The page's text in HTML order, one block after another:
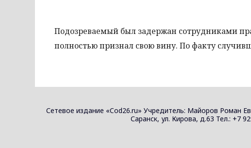
Подозреваемый был задержан сотрудниками
полностью признал свою вину. По факту
Сетевое издание «Cod26.ru» Учредитель: Майоров Роман
Саранск, ул. Кирова, д.63 Тел.: +7